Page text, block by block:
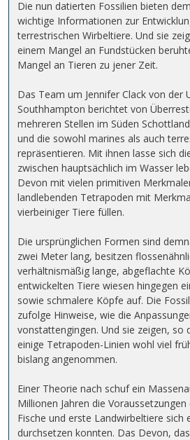
Die nun datierten Fossilien bieten
wichtige Informationen zur
terrestrischen Wirbeltiere. Und sie
einem Mangel an Fundstücken
Mangel an Tieren zu jener Zeit.
Das Team um Jennifer Clack von der
Southhampton berichtet von
mehreren Stellen im Süden
und die sowohl marines als auch
repräsentieren. Mit ihnen lasse sich
zwischen hauptsächlich im Wasser
Devon mit vielen primitiven
landlebenden Tetrapoden mit
vierbeiniger Tiere füllen.
Die ursprünglichen Formen sind
zwei Meter lang, besitzen
verhältnismäßig lange, abgeflachte
entwickelten Tiere wiesen hingegen
sowie schmalere Köpfe auf. Die
zufolge Hinweise, wie die
vonstattengingen. Und sie zeigen, so
einige Tetrapoden-Linien wohl viel
bislang angenommen.
Einer Theorie nach schuf ein
Millionen Jahren die
Fische und erste Landwirbeltiere sich
durchsetzen konnten. Das Devon,